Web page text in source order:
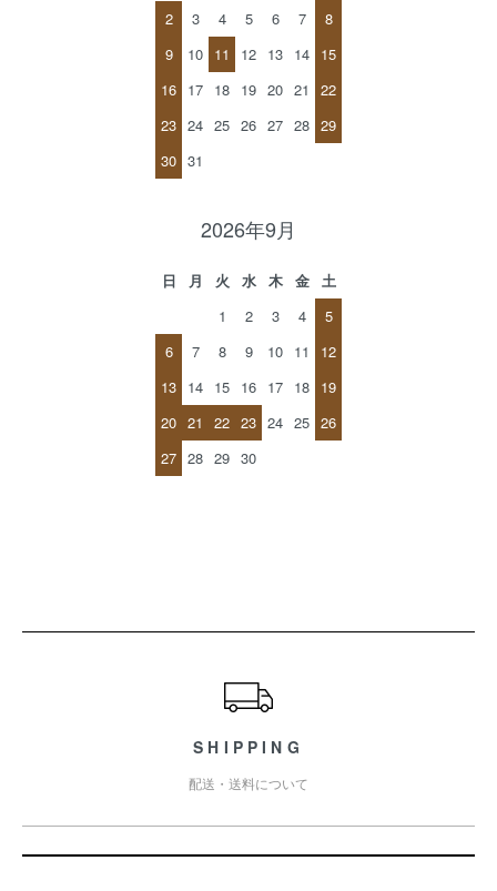
2
3 4 5 6 7
8
9
10 11 12 13 14 15
16 17 18 19 20 21
22
23 24 25 26 27 28 29
30 31
2026年9月
日 月 火 水 木 金
土
1
2 3 4
5
6
7 8 9 10 11
12
13 14 15 16 17 18 19
20 21 22 23 24 25 26
27 28 29 30
SHIPPING
配送・送料について